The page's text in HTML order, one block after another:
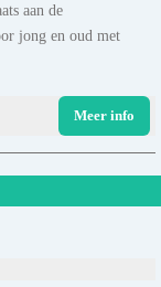
aan de
jong en oud met
Meer info